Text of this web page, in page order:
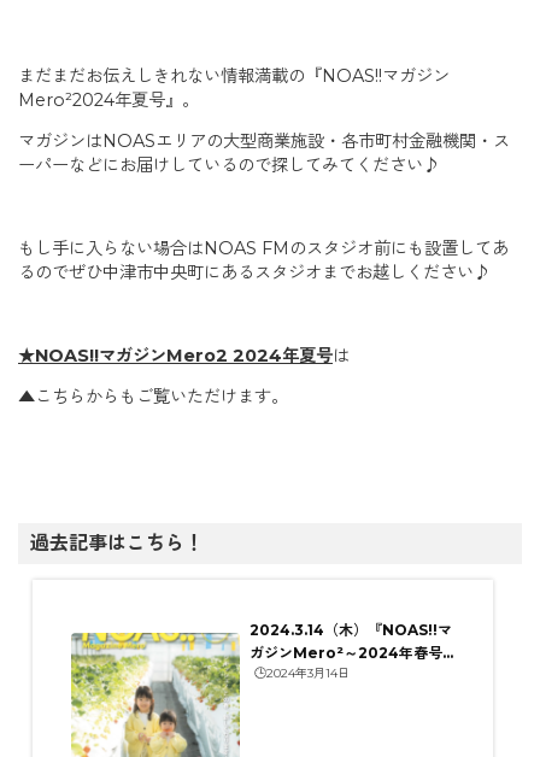
まだまだお伝えしきれない情報満載の『NOAS!!マガジン
Mero²2024年夏号』。
マガジンはNOASエリアの大型商業施設・各市町村金融機関・ス
ーパーなどにお届けしているので探してみてください♪
もし手に入らない場合はNOAS FMのスタジオ前にも設置してあ
るのでぜひ中津市中央町にあるスタジオまでお越しください♪
★NOAS!!マガジンMero2 2024年夏号は
▲こちらからもご覧いただけます。
過去記事はこちら！
2024.3.14（木）『NOAS!!マ
ガジンMero²～2024年春号
～』発刊!
🕒️2024年3月14日